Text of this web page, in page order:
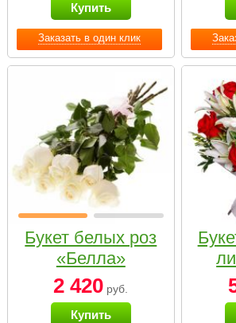
Заказать в один клик
Купить
Букет белых роз
«Белла»
2 420 руб.
Купить